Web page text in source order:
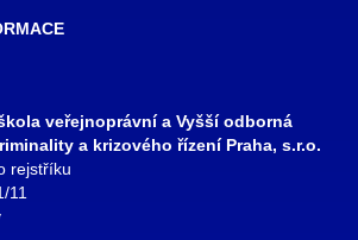
veřejnoprávní a Vyšší odborná
a krizového řízení Praha, s.r.o.
rejstříku
11